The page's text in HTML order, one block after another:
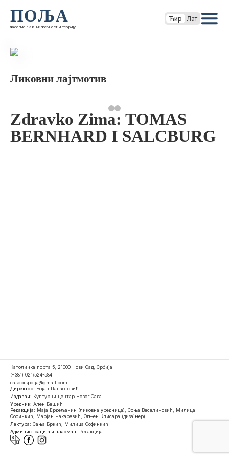
ПОЉА
часопис за књижевност и теорију
Ћир Лат
Ликовни лајтмотив
Zdravko Zima: TOMAS
BERNHARD I SALCBURG
Католичка порта 5, 21000 Нови Сад, Србија
(+381) 021/524-584
casopispolja@gmail.com
Директор: Бојан Панаотовић
Издавач: Културни центар Новог Сада
Уредник: Ален Бешић
Редакција: Маја Ердељанин (ликовна уредница), Соња Веселиновић, Милица
Софинкић, Марјан Чакаревић, Огњен Клисара (дизајнер)
Лектура: Сања Бркић, Милица Софинкић
Администрација и пласман: Редакција